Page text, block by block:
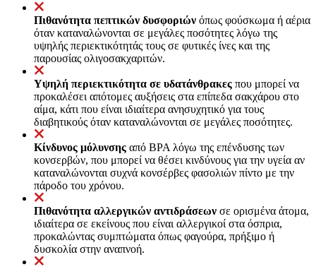
Πιθανότητα πεπτικών δυσφοριών όπως φούσκωμα ή αέρια
όταν καταναλώνονται σε μεγάλες ποσότητες λόγω της
υψηλής περιεκτικότητάς τους σε φυτικές ίνες και της
παρουσίας ολιγοσακχαριτών.
Υψηλή περιεκτικότητα σε υδατάνθρακες που μπορεί να
προκαλέσει απότομες αυξήσεις στα επίπεδα σακχάρου στο
αίμα, κάτι που είναι ιδιαίτερα ανησυχητικό για τους
διαβητικούς όταν καταναλώνονται σε μεγάλες ποσότητες.
Κίνδυνος μόλυνσης από BPA λόγω της επένδυσης των
κονσερβών, που μπορεί να θέσει κινδύνους για την υγεία αν
καταναλώνονται συχνά κονσέρβες φασολιών πίντο με την
πάροδο του χρόνου.
Πιθανότητα αλλεργικών αντιδράσεων σε ορισμένα άτομα,
ιδιαίτερα σε εκείνους που είναι αλλεργικοί στα όσπρια,
προκαλώντας συμπτώματα όπως φαγούρα, πρήξιμο ή
δυσκολία στην αναπνοή.